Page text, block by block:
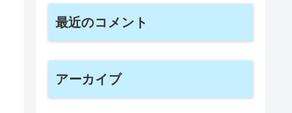
最近のコメント
アーカイブ